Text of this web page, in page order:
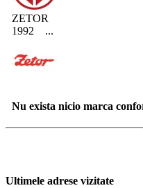
ZETOR
1992
...
Nu exista nicio marca
Ultimele adrese vizitate